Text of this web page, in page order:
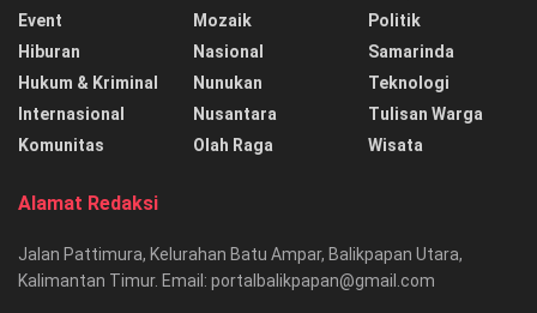
Event
Hiburan
Hukum & Kriminal
Internasional
Komunitas
Mozaik
Nasional
Nunukan
Nusantara
Olah Raga
Politik
Samarinda
Teknologi
Tulisan Warga
Wisata
Alamat Redaksi
Jalan Pattimura, Kelurahan Batu Ampar, Balikpapan Utara,
Kalimantan Timur. Email: portalbalikpapan@gmail.com